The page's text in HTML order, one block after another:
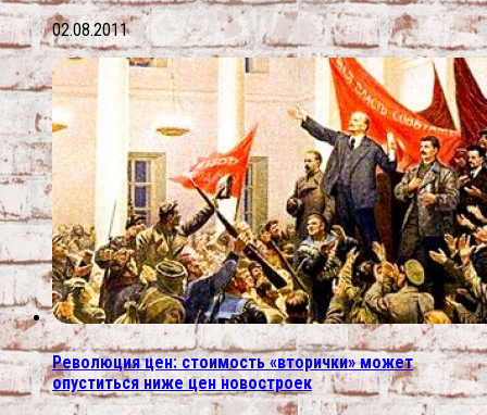
02.08.2011
Революция цен: стоимость «вторички» может
опуститься ниже цен новостроек